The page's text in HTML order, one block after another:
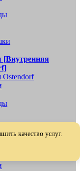
[Внутренняя
Ostendorf
обратные клапаны
[Наружная
качество услуг.